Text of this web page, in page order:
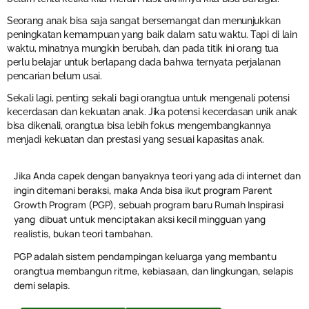
Seorang anak bisa saja sangat bersemangat dan menunjukkan
peningkatan kemampuan yang baik dalam satu waktu. Tapi di lain
waktu, minatnya mungkin berubah, dan pada titik ini orang tua
perlu belajar untuk berlapang dada bahwa ternyata perjalanan
pencarian belum usai.
Sekali lagi, penting sekali bagi orangtua untuk mengenali potensi
kecerdasan dan kekuatan anak. Jika potensi kecerdasan unik anak
bisa dikenali, orangtua bisa lebih fokus mengembangkannya
menjadi kekuatan dan prestasi yang sesuai kapasitas anak.
Jika Anda capek dengan banyaknya teori yang ada di internet dan
ingin ditemani beraksi, maka Anda bisa ikut program Parent
Growth Program (PGP), sebuah program baru Rumah Inspirasi
yang dibuat untuk menciptakan aksi kecil mingguan yang
realistis, bukan teori tambahan.
PGP adalah sistem pendampingan keluarga yang membantu
orangtua membangun ritme, kebiasaan, dan lingkungan, selapis
demi selapis.